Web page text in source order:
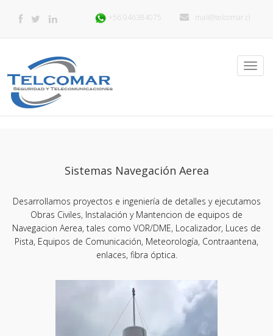
+56 946384075 mail@telcomar.cl
Sistemas Navegación Aerea
Desarrollamos proyectos e ingeniería de detalles y ejecutamos
Obras Civiles, Instalación y Mantencion de equipos de
Navegacion Aerea, tales como VOR/DME, Localizador, Luces de
Pista, Equipos de Comunicación, Meteorología, Contraantena,
enlaces, fibra óptica.